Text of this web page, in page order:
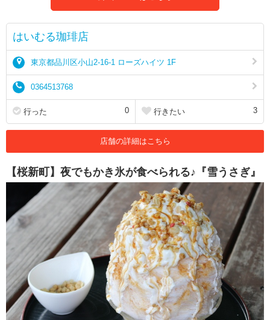
はいむる珈琲店
東京都品川区小山2-16-1 ローズハイツ 1F
0364513768
行った 0 行きたい 3
店舗の詳細はこちら
【桜新町】夜でもかき氷が食べられる♪『雪うさぎ』